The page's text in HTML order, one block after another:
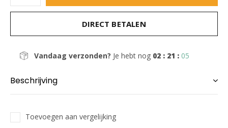
DIRECT BETALEN
Vandaag verzonden? Je hebt nog 02 : 21 : 05
Beschrijving
Toevoegen aan vergelijking